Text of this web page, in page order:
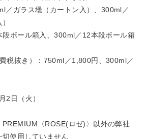
ガラス壜（カートン入）、300ml／
ボール箱入、300ml／12本段ボール箱
税抜き）：750ml／1,800円、300ml／
2日（火）
〈ROSE(ロゼ)〉以外の弊社
使用していません